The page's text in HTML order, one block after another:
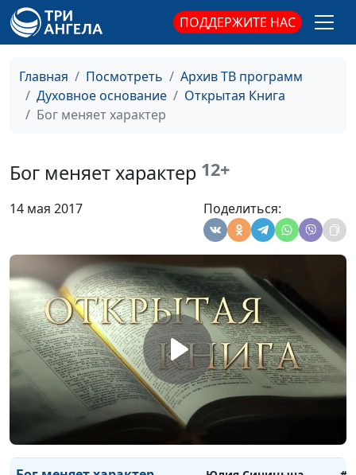
ПОДДЕРЖИТЕ НАС
Главная Посмотреть
Архив ТВ программ
Духовное основание
Открытая Книга
Бог меняет характер
Бог меняет характер 12+
14 мая 2017 Поделиться:
священнослужитель
Как правильно гневаться?
Юлия Синицына,
Василий Половинко,
священнослужитель
Как правильно отомстить?
смиренномудрие?
Василий Половинко,
священнослужитель
Милость или
справедливость?
Василий Половинко,
священнослужитель
Божий замысел в моей
жизни
Юлия Синицына,
Василий Половинко,
священнослужитель
Встреча с Богом
Юлия Синицына,
Василий Половинко,
священнослужитель